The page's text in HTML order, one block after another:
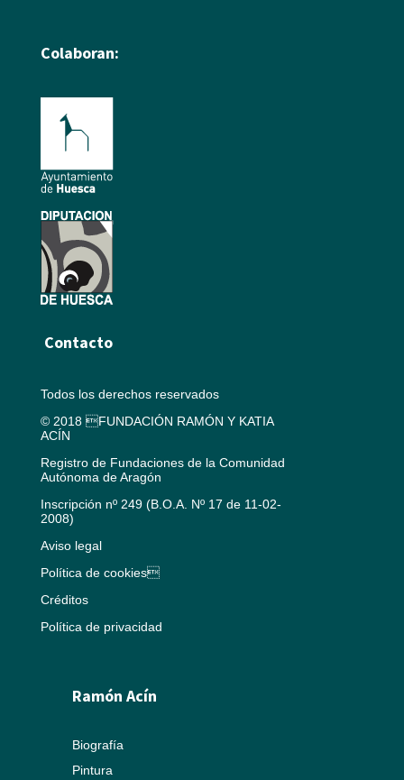
Colaboran:
Contacto
Todos los derechos reservados
© 2018 FUNDACIÓN RAMÓN Y KATIA
ACÍN
Registro de Fundaciones de la Comunidad
Autónoma de Aragón
Inscripción nº 249 (B.O.A. Nº 17 de 11-02-
2008)
Aviso legal
Política de cookies
Créditos
Política de privacidad
Ramón Acín
Biografía
Pintura